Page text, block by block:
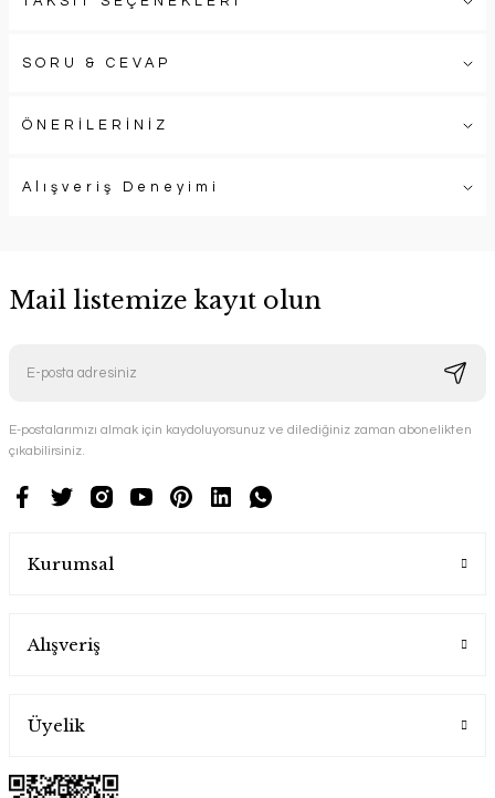
SORU & CEVAP
ÖNERİLERİNİZ
Alışveriş Deneyimi
Mail listemize kayıt olun
E-postalarımızı almak için kaydoluyorsunuz ve dilediğiniz zaman abonelikten
çıkabilirsiniz.
Kurumsal
Alışveriş
Üyelik